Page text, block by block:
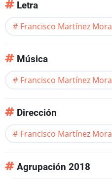
Letra
Francisco Martínez Mora
Música
Francisco Martínez Mora
Dirección
Francisco Martínez Mora
Agrupación 2018